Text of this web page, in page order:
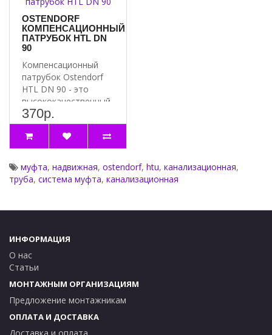
OSTENDORF
КОМПЕНСАЦИОННЫЙ
ПАТРУБОК HTL DN
90
Компенсационный
патрубок Ostendorf
HTL DN 90 - это
высококачественный
продукт,
предназначенный для
и..
370р.
муфта, надвижная, ostendorf, htu, канализационная,
труба, система муфта, канализационная
ИНФОРМАЦИЯ
О нас
Статьи
МОНТАЖНЫМ ОРГАНИЗАЦИЯМ
Предложение монтажникам
ОПЛАТА И ДОСТАВКА